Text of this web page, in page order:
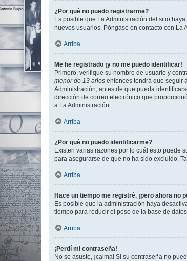
¿Por qué no puedo registrarme?
Es posible que La Administración del sitio
nuevos usuarios. Póngase en contacto con La
Arriba
Me he registrado ¡y no me puedo identificar!
Primero, verifique su nombre de usuario y
menor de 13 años entonces tendrá que seguir
Administración, antes de que pueda
dirección de correo electrónico que
a La Administración.
Arriba
¿Por qué no puedo identificarme?
Existen varias razones por lo cuál esto puede
para asegurarse de que no ha sido excluido.
Arriba
Hace un tiempo me registré, ¡pero ahora no
Es posible que la administración haya
tiempo para reducir el peso de la base de
Arriba
¡Perdí mi contraseña!
No se asuste, ¡calma! Si su contraseña no